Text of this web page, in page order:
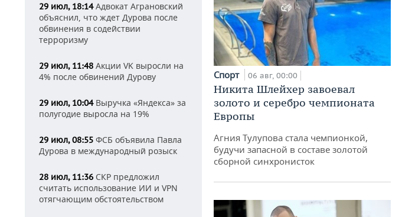
29 июл, 18:14Адвокат Аграновский
объяснил, что ждет Дурова после
обвинения в содействии
терроризму
29 июл, 11:48 Акции VK выросли на
4% после обвинений Дурову
29 июл, 10:04Выручка «Яндекса» за
полугодие выросла на 19%
29 июл, 08:55 ФСБ объявила Павла
Дурова в международный розыск
28 июл, 11:36 СКР предложил
считать использование ИИ и VPN
отягчающим обстоятельством
Спорт 06 авг, 00:00
Никита Шлейхер завоевал
золото и серебро чемпионата
Европы
Агния Тулупова стала чемпионкой,
будучи запасной в составе золотой
сборной синхронисток